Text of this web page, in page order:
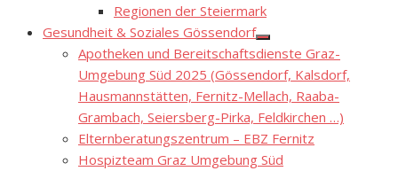
Regionen der Steiermark
Gesundheit & Soziales Gössendorf
Show
sub
menu
Apotheken und Bereitschaftsdienste Graz-
Umgebung Süd 2025 (Gössendorf, Kalsdorf,
Hausmannstätten, Fernitz-Mellach, Raaba-
Grambach, Seiersberg-Pirka, Feldkirchen …)
Elternberatungszentrum – EBZ Fernitz
Hospizteam Graz Umgebung Süd